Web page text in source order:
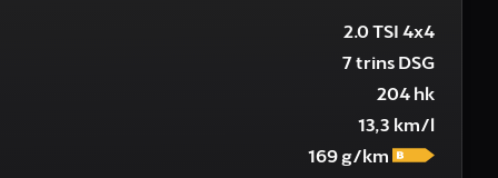
2.0 TSI 4x4
7 trins DSG
204 hk
13,3 km/l
169 g/km